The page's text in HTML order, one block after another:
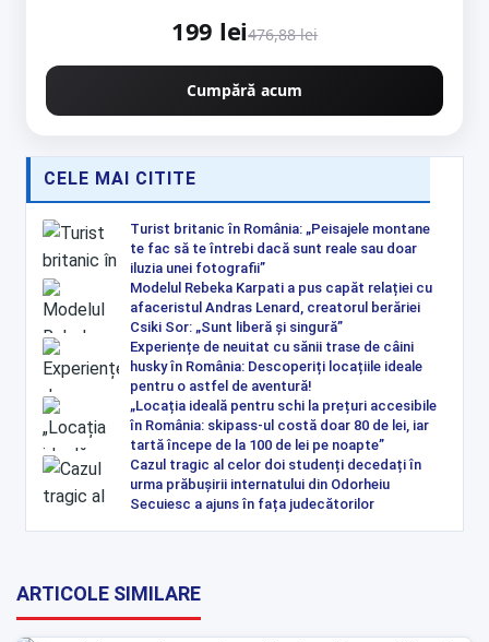
199 lei476,88 lei
Cumpără acum
CELE MAI CITITE
Turist britanic în România: „Peisajele montane
te fac să te întrebi dacă sunt reale sau doar
iluzia unei fotografii”
Modelul Rebeka Karpati a pus capăt relației cu
afaceristul Andras Lenard, creatorul berăriei
Csiki Sor: „Sunt liberă și singură”
Experiențe de neuitat cu sănii trase de câini
husky în România: Descoperiți locațiile ideale
pentru o astfel de aventură!
„Locația ideală pentru schi la prețuri accesibile
în România: skipass-ul costă doar 80 de lei, iar
tartă începe de la 100 de lei pe noapte”
Cazul tragic al celor doi studenți decedați în
urma prăbușirii internatului din Odorheiu
Secuiesc a ajuns în fața judecătorilor
ARTICOLE SIMILARE